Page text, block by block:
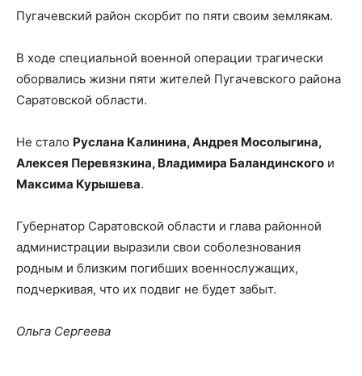
Пугачевский район скорбит по пяти своим землякам.
В ходе специальной военной операции трагически
оборвались жизни пяти жителей Пугачевского района
Саратовской области.
Не стало Руслана Калинина, Андрея Мосолыгина,
Алексея Перевязкина, Владимира Баландинского и
Максима Курышева.
Губернатор Саратовской области и глава районной
администрации выразили свои соболезнования
родным и близким погибших военнослужащих,
подчеркивая, что их подвиг не будет забыт.
Ольга Сергеева